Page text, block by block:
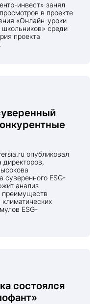
в проекте
«Онлайн-уроки
среди
проекта
директоров,
суверенного ESG-
анализ
преимуществ
ESG-
состоялся